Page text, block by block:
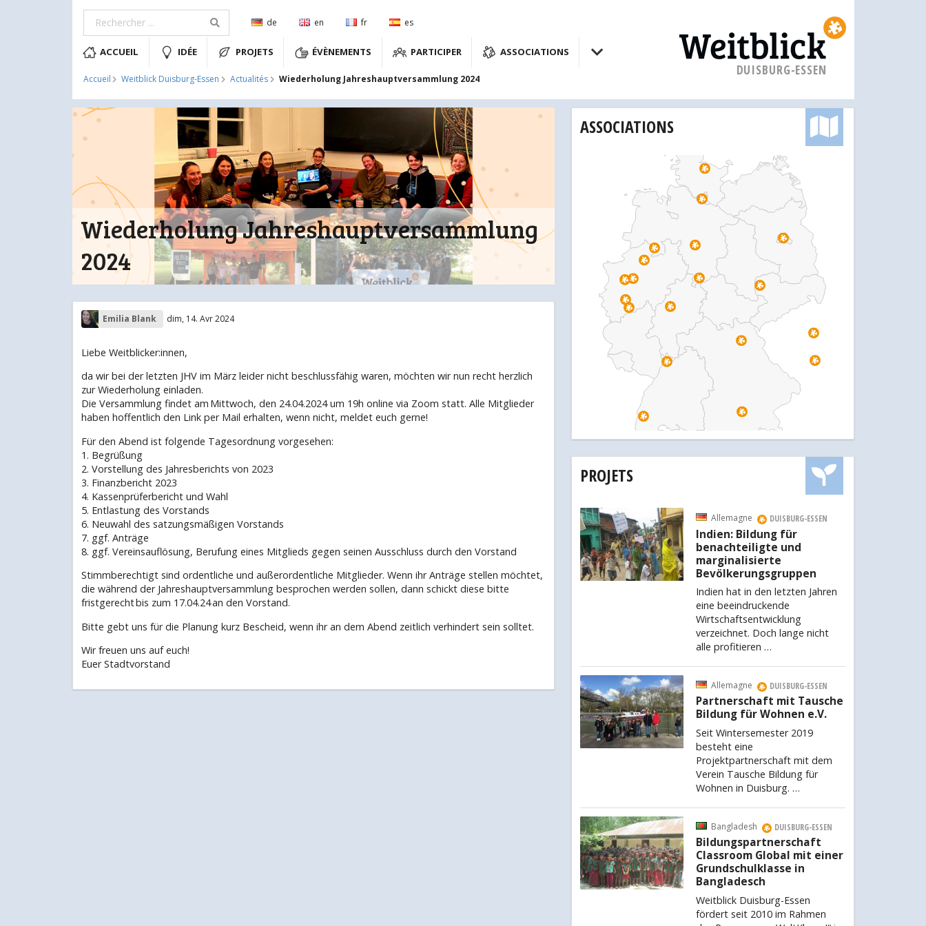
de en fr es
ACCUEIL IDÉE PROJETS ÉVÈNEMENTS PARTICIPER ASSOCIATIONS
Accueil Weitblick Duisburg-Essen Actualités Wiederholung Jahreshauptversammlung 2024
DUISBURG-ESSEN
Wiederholung Jahreshauptversammlung
2024
Emilia Blank dim, 14. Avr 2024
Liebe Weitblicker:innen,
da wir bei der letzten JHV im März leider nicht beschlussfähig waren, möchten wir nun recht herzlich
zur Wiederholung einladen.
Die Versammlung findet am Mittwoch, den 24.04.2024 um 19h online via Zoom statt. Alle Mitglieder
haben hoffentlich den Link per Mail erhalten, wenn nicht, meldet euch gerne!
Für den Abend ist folgende Tagesordnung vorgesehen:
1. Begrüßung
2. Vorstellung des Jahresberichts von 2023
3. Finanzbericht 2023
4. Kassenprüferbericht und Wahl
5. Entlastung des Vorstands
6. Neuwahl des satzungsmäßigen Vorstands
7. ggf. Anträge
8. ggf. Vereinsauflösung, Berufung eines Mitglieds gegen seinen Ausschluss durch den Vorstand
Stimmberechtigt sind ordentliche und außerordentliche Mitglieder. Wenn ihr Anträge stellen möchtet,
die während der Jahreshauptversammlung besprochen werden sollen, dann schickt diese bitte
fristgerecht bis zum 17.04.24 an den Vorstand.
Bitte gebt uns für die Planung kurz Bescheid, wenn ihr an dem Abend zeitlich verhindert sein solltet.
Wir freuen uns auf euch!
Euer Stadtvorstand
ASSOCIATIONS
PROJETS
Allemagne DUISBURG-ESSEN
Indien: Bildung für
benachteiligte und
marginalisierte
Bevölkerungsgruppen
Indien hat in den letzten Jahren
eine beeindruckende
Wirtschaftsentwicklung
verzeichnet. Doch lange nicht
alle profitieren …
Allemagne DUISBURG-ESSEN
Partnerschaft mit Tausche
Bildung für Wohnen e.V.
Seit Wintersemester 2019
besteht eine
Projektpartnerschaft mit dem
Verein Tausche Bildung für
Wohnen in Duisburg. …
Bangladesh DUISBURG-ESSEN
Bildungspartnerschaft
Classroom Global mit einer
Grundschulklasse in
Bangladesch
Weitblick Duisburg-Essen
fördert seit 2010 im Rahmen